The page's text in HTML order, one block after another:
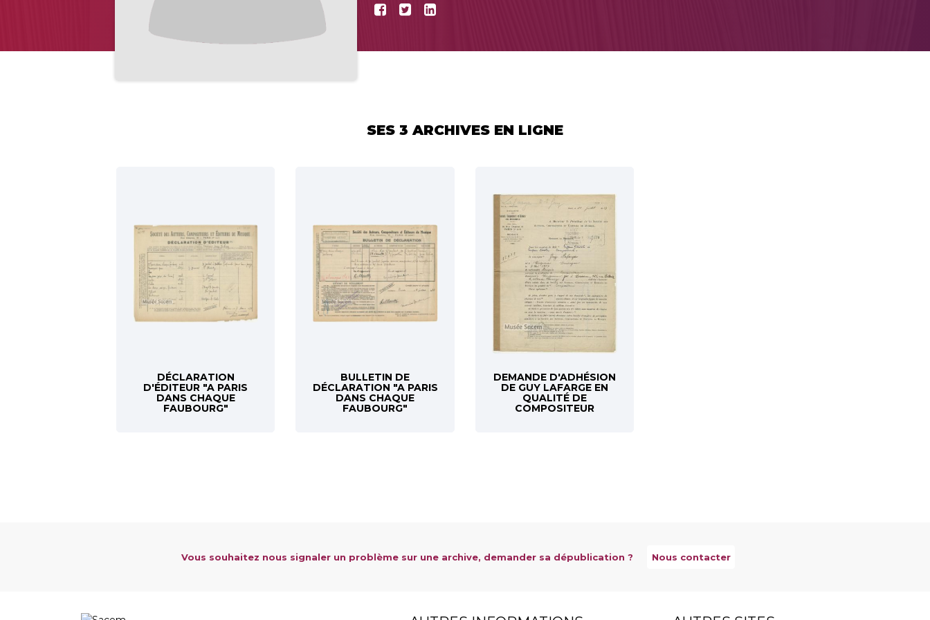
SES 3 ARCHIVES EN LIGNE
DÉCLARATION
D'ÉDITEUR "A PARIS
DANS CHAQUE
FAUBOURG"
BULLETIN DE
DÉCLARATION "A PARIS
DANS CHAQUE
FAUBOURG"
DEMANDE D'ADHÉSION
DE GUY LAFARGE EN
QUALITÉ DE
COMPOSITEUR
Vous souhaitez nous signaler un problème sur une archive, demander sa dépublication ? Nous contacter